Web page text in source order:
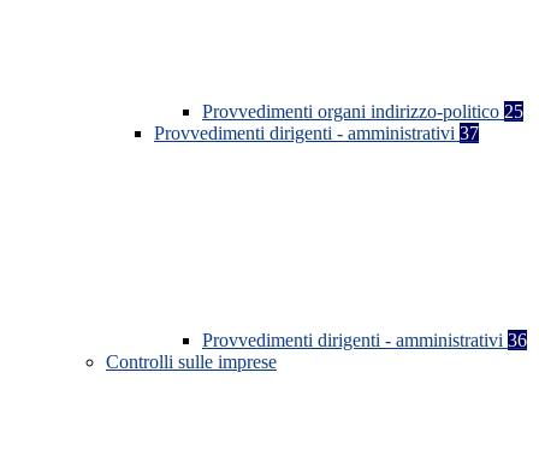
Provvedimenti organi indirizzo-politico 25
Provvedimenti dirigenti - amministrativi 37
Provvedimenti dirigenti - amministrativi 36
Controlli sulle imprese